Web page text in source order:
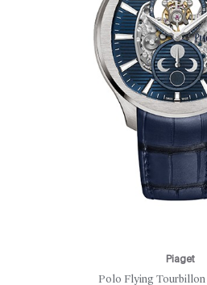
Piaget
Polo Flying Tourbillon